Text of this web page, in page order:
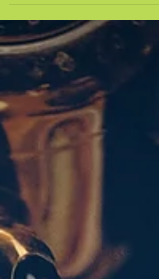
ressaltar que o estresse desencadeia uma série...